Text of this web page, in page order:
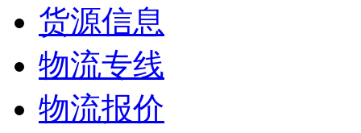
货源信息
物流专线
物流报价